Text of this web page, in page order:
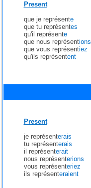
Present
que je représente
que tu représentes
qu'il représente
que nous représentions
que vous représentiez
qu'ils représentent
Present
je représenterais
tu représenterais
il représenterait
nous représenterions
vous représenteriez
ils représenteraient